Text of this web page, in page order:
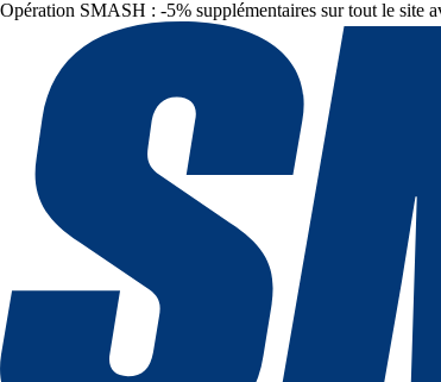
Opération SMASH : -5% supplémentaires sur tout le site